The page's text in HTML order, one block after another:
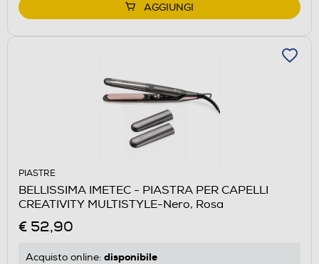
AGGIUNGI
PIASTRE
BELLISSIMA IMETEC - PIASTRA PER CAPELLI
CREATIVITY MULTISTYLE-Nero, Rosa
€ 52,90
Acquisto online: disponibile